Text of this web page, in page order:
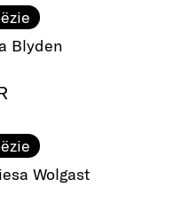
Blyden
Wolgast